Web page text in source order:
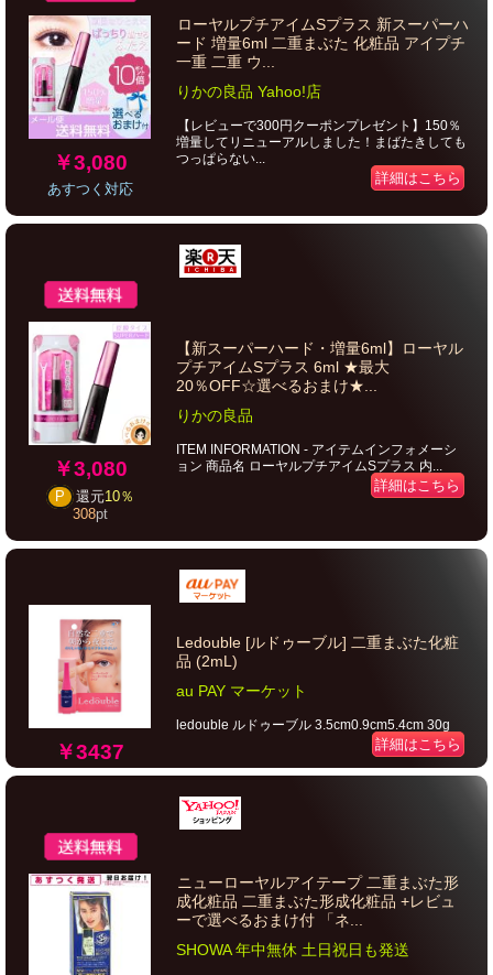
￥3,080
あすつく対応
ローヤルプチアイムSプラス 新スーパーハ
ード 増量6ml 二重まぶた 化粧品 アイプチ
一重 二重 ウ...
りかの良品 Yahoo!店
【レビューで300円クーポンプレゼント】150％
増量してリニューアルしました！まばたきしても
つっぱらない...
詳細はこちら
￥3,080
P 還元10％
308pt
【新スーパーハード・増量6ml】ローヤル
プチアイムSプラス 6ml ★最大
20％OFF☆選べるおまけ★...
りかの良品
ITEM INFORMATION - アイテムインフォメーシ
ョン 商品名 ローヤルプチアイムSプラス 内...
詳細はこちら
￥3437
Ledouble [ルドゥーブル] 二重まぶた化粧
品 (2mL)
au PAY マーケット
ledouble ルドゥーブル 3.5cm0.9cm5.4cm 30g
詳細はこちら
ニューローヤルアイテープ 二重まぶた形
成化粧品 二重まぶた形成化粧品 +レビュ
ーで選べるおまけ付 「ネ...
SHOWA 年中無休 土日祝日も発送